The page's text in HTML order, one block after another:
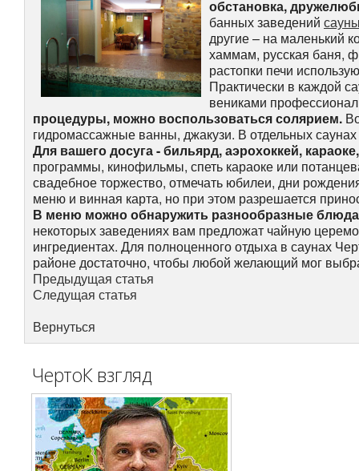
обстановка,
банных заведений
другие – на маленький
хаммам, русская баня,
растопки печи
Практически в каждой
вениками
процедуры, можно воспользоваться солярием.
гидромассажные ванны, джакузи. В отдельных
Для вашего досуга - бильярд, аэрохоккей,
программы, кинофильмы, спеть караоке или
свадебное торжество, отмечать юбилеи, дни
меню и винная карта, но при этом разрешается
В меню можно обнаружить разнообразные блюда
некоторых заведениях вам предложат чайную
ингредиентах. Для полноценного отдыха в саунах
районе достаточно, чтобы любой желающий мог
Предыдущая статья
Следущая статья
Вернуться
ЧертоК взгляд